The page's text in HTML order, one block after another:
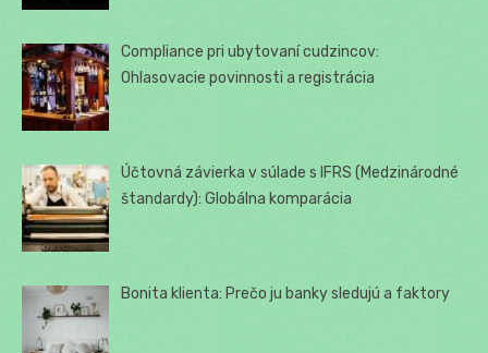
Compliance pri ubytovaní cudzincov:
Ohlasovacie povinnosti a registrácia
Účtovná závierka v súlade s IFRS (Medzinárodné
štandardy): Globálna komparácia
Bonita klienta: Prečo ju banky sledujú a faktory